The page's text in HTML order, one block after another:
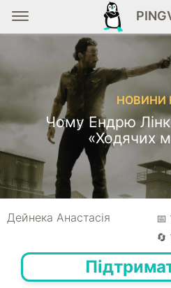
НОВИНИ
Чому Ендрю
«Ходячих
Дейнека Анастасiя
📅
🔄